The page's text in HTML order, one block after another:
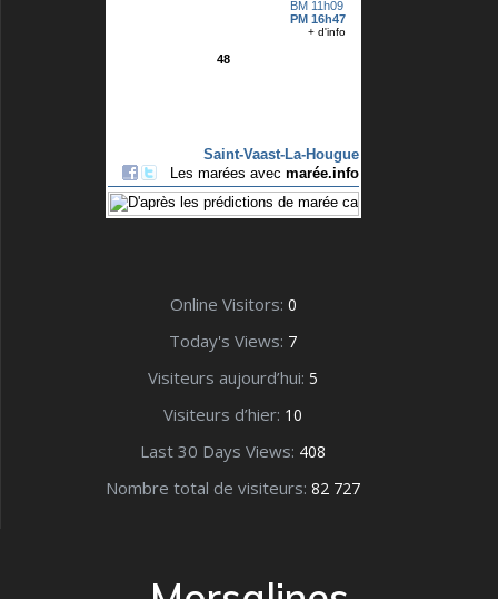
Online Visitors: 0
Today's Views: 7
Visiteurs aujourd’hui: 5
Visiteurs d’hier: 10
Last 30 Days Views: 408
Nombre total de visiteurs: 82 727